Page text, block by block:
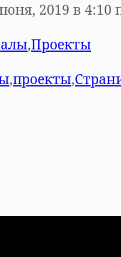
2019 в 4:10
,Проекты
,проекты,